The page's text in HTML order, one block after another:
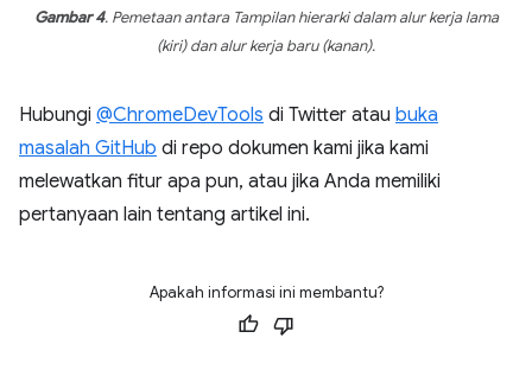
Gambar 4. Pemetaan antara Tampilan hierarki dalam alur kerja lama
(kiri) dan alur kerja baru (kanan).
Hubungi @ChromeDevTools di Twitter atau buka
masalah GitHub di repo dokumen kami jika kami
melewatkan fitur apa pun, atau jika Anda memiliki
pertanyaan lain tentang artikel ini.
Apakah informasi ini membantu?